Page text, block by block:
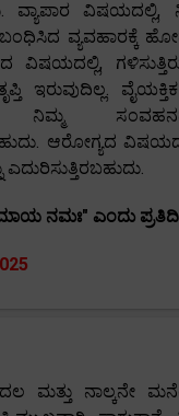
ವ್ಯಾಪಾರ ವಿಷಯದಲ್ಲಿ,
ವ್ಯವಹಾರಕ್ಕೆ
ವಿಷಯದಲ್ಲಿ,
ಇರುವುದಿಲ್ಲ.
ನಿಮ್ಮ
ಆರೋಗ್ಯದ
ಎದುರಿಸುತ್ತಿರಬಹುದು.
ನಮಃ" ಎಂದು
ಮತ್ತು ನಾಲ್ಕನೇ